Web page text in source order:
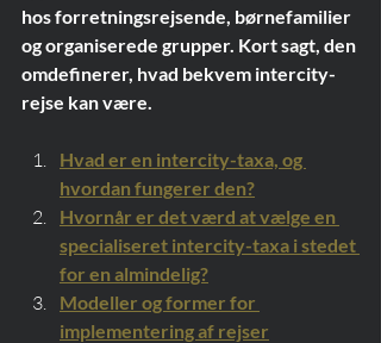
hos forretningsrejsende, børnefamilier
og organiserede grupper. Kort sagt, den
omdefinerer, hvad bekvem intercity-
rejse kan være.
Hvad er en intercity-taxa, og
hvordan fungerer den?
Hvornår er det værd at vælge en
specialiseret intercity-taxa i stedet
for en almindelig?
Modeller og former for
implementering af rejser